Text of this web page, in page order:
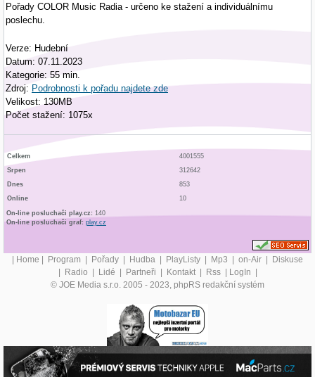
Pořady COLOR Music Radia - určeno ke stažení a individuálnímu
poslechu.
Verze: Hudební
Datum: 07.11.2023
Kategorie: 55 min.
Zdroj: Podrobnosti k pořadu najdete zde
Velikost: 130MB
Počet stažení: 1075x
Celkem
4001555
Srpen
312642
Dnes
853
Online
10
On-line posluchači play.cz: 140
On-line posluchači graf: play.cz
| Home | Program | Pořady | Hudba | PlayListy | Mp3 | on-Air | Diskuse
| Radio | Lidé | Partneři | Kontakt | Rss | LogIn |
© JOE Media s.r.o. 2005 - 2023, phpRS redakční systém